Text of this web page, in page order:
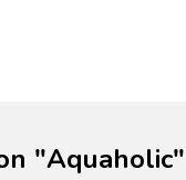
"Aquaholic"